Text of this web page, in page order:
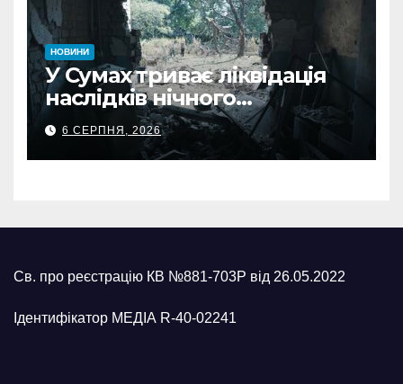
НОВИНИ
У Сумах триває ліквідація
наслідків нічного
масованого удару КАБами
6 СЕРПНЯ, 2026
Св. про реєстрацію КВ №881-703Р від 26.05.2022
Ідентифікатор МЕДІА R-40-02241